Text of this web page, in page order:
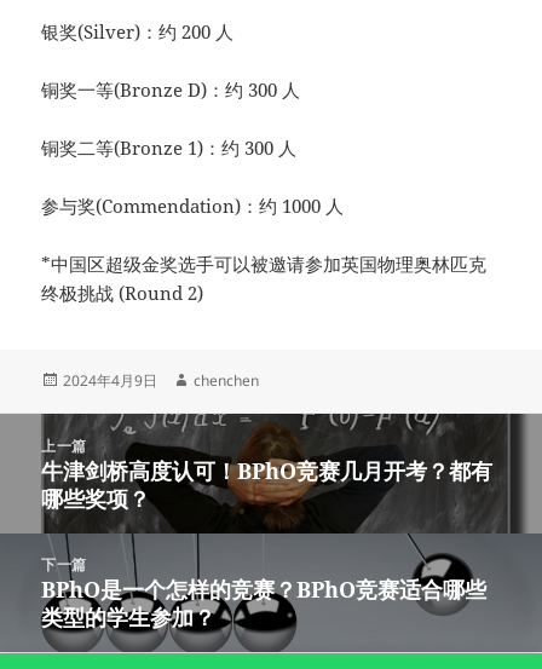
银奖(Silver)：约 200 人
铜奖一等(Bronze D)：约 300 人
铜奖二等(Bronze 1)：约 300 人
参与奖(Commendation)：约 1000 人
*中国区超级金奖选手可以被邀请参加英国物理奥林匹克
终极挑战 (Round 2)
发
于
2024年4月9日
作
chenchen
上一篇
上
篇
文
章：
牛津剑桥高度认可！BPhO竞赛几月开考？都有
哪些奖项？
下一篇
下
篇
文
BPhO是一个怎样的竞赛？BPhO竞赛适合哪些
类型的学生参加？